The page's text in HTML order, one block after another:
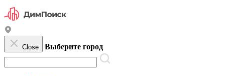
Close Выберите город